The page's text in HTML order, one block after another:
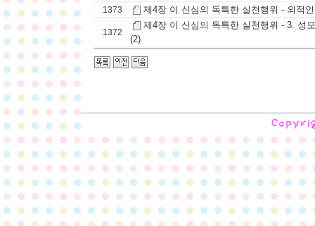
1373 제4장 이 신심의 독특한 실천행위 - 외적
1372
제4장 이 신심의 독특한 실천행위 - 3. 성
(2)